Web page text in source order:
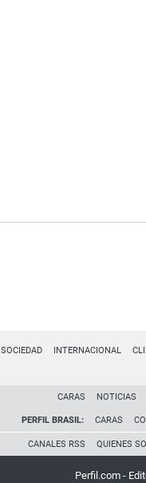
SOCIEDAD INTERNACIONAL
CARAS NOTICIAS
PERFIL BRASIL: CARAS
CANALES RSS QUIENES
Perfil.com -